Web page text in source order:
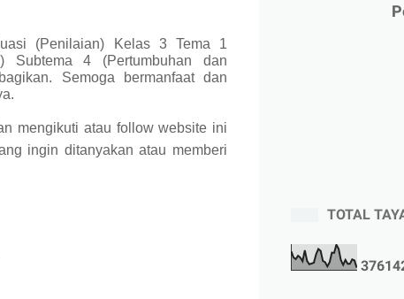
(Penilaian) Kelas 3 Tema 1
Subtema 4 (Pertumbuhan dan
Semoga bermanfaat dan
mengikuti atau follow website ini
ingin ditanyakan atau memberi
TOTAL
37614